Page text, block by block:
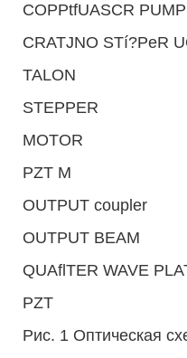
COPPtfUASCR
CRATJNO STí?PeR
TALON
STEPPER
MOTOR
PZT M
OUTPUT coupler
OUTPUT BEAM
QUAflTER WAVE
PZT
Рис. 1 Оптическая